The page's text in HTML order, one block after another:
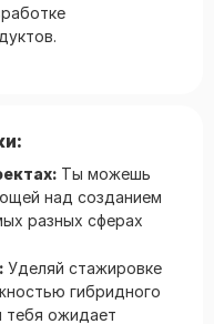
Ты можешь
над созданием
разных сферах
Уделяй стажировке
гибридного
тебя ожидает